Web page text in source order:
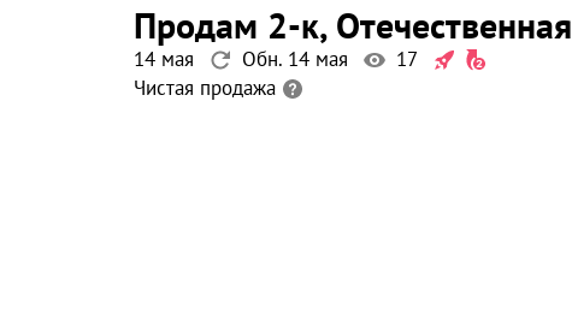
продам 2-к, Отечественная
14 мая Обн. 14 мая 17
Чистая продажа